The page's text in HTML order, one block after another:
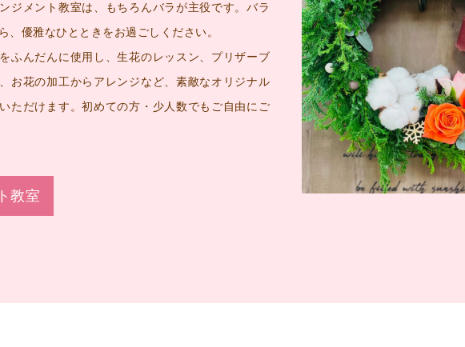
ジメント教室は、もちろんバラが主役です。バラ
、優雅なひとときをお過ごしください。
ふんだんに使用し、生花のレッスン、プリザーブ
お花の加工からアレンジなど、素敵なオリジナル
ただけます。初めての方・少人数でもご自由にご
教室